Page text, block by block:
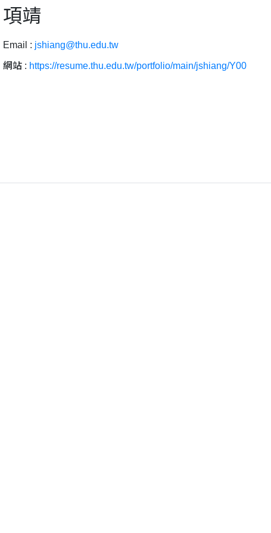
項靖
Email : jshiang@thu.edu.tw
網站 : https://resume.thu.edu.tw/portfolio/main/jshiang/Y00